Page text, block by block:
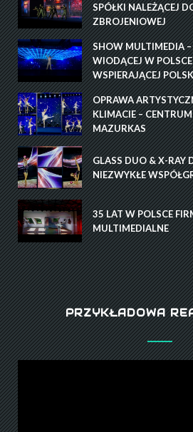
SPÓŁKI NALEŻĄCEJ
ZBROJENIOWEJ
SHOW MULTIMEDIA
WIODĄCEJ W
WSPIERAJĄCEJ
OPRAWA
KLIMACIE –
MAZURKAS
GLASS DUO & X-RAY
NIEZWYKŁE
35 LAT W POLSCE
MULTIMEDIALNE
PRZYKŁADOWA